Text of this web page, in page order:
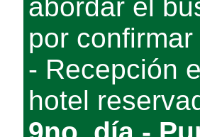
abordar el
por
- Recepción
hotel